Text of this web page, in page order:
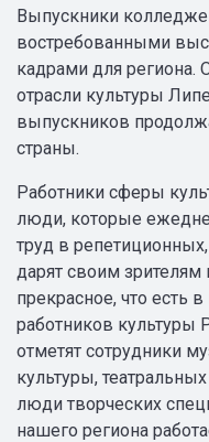
Выпускники
востребованными
кадрами для региона.
отрасли культуры
выпускников
страны.
Работники сферы
люди, которые
труд в
дарят своим
прекрасное, что есть
работников культуры
отметят сотрудники
культуры,
люди творческих
нашего региона